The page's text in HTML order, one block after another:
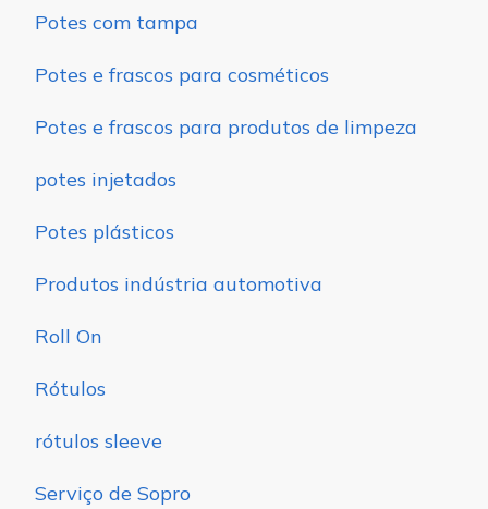
Potes com tampa
Potes e frascos para cosméticos
Potes e frascos para produtos de limpeza
potes injetados
Potes plásticos
Produtos indústria automotiva
Roll On
Rótulos
rótulos sleeve
Serviço de Sopro